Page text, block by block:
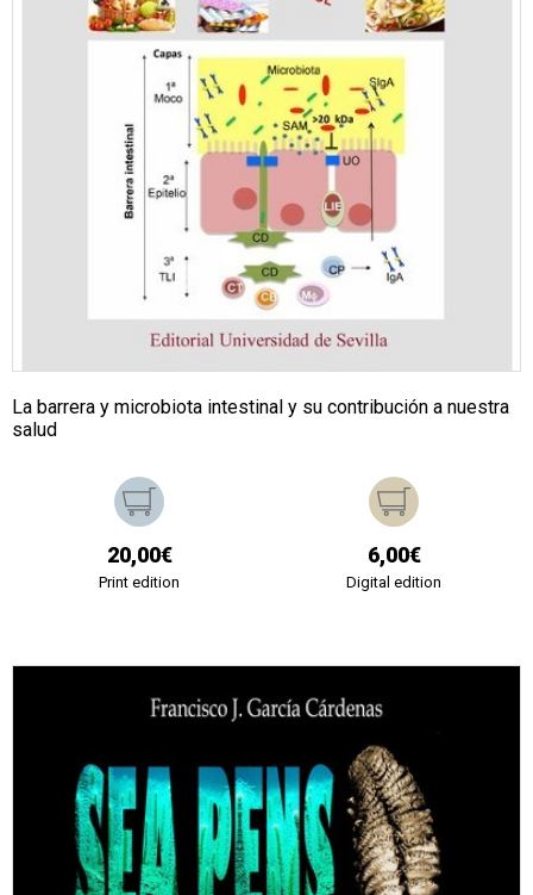
La barrera y microbiota intestinal y su contribución a nuestra
salud
20,00€
Print edition
6,00€
Digital edition